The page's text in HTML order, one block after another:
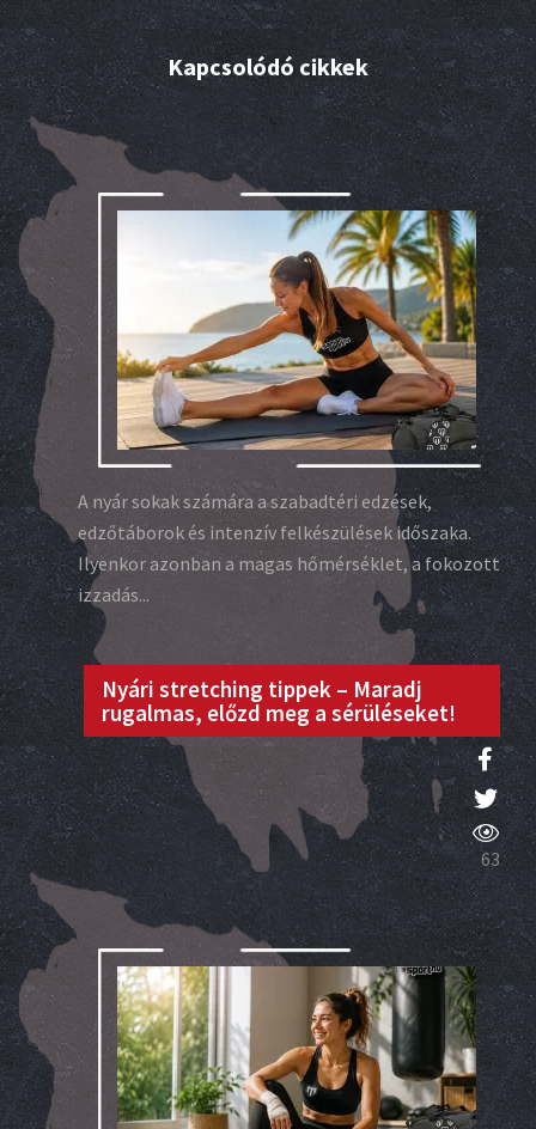
Kapcsolódó cikkek
A nyár sokak számára a szabadtéri edzések,
edzőtáborok és intenzív felkészülések időszaka.
Ilyenkor azonban a magas hőmérséklet, a fokozott
izzadás...
Nyári stretching tippek – Maradj
rugalmas, előzd meg a sérüléseket!
63